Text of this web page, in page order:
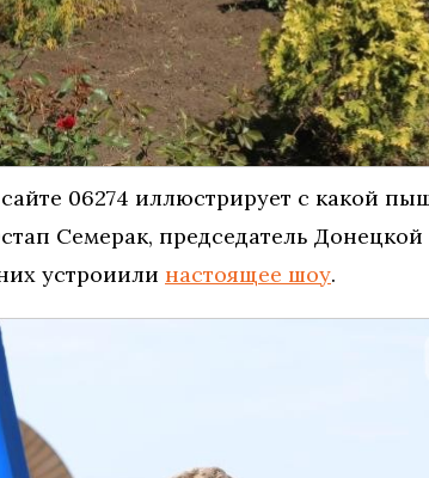
06274 иллюстрирует с какой
Семерак, председатель
устроиили настоящее шоу.